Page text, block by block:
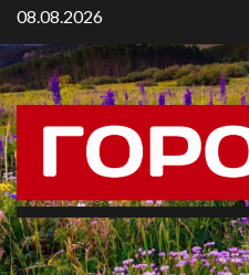
08.08.2026